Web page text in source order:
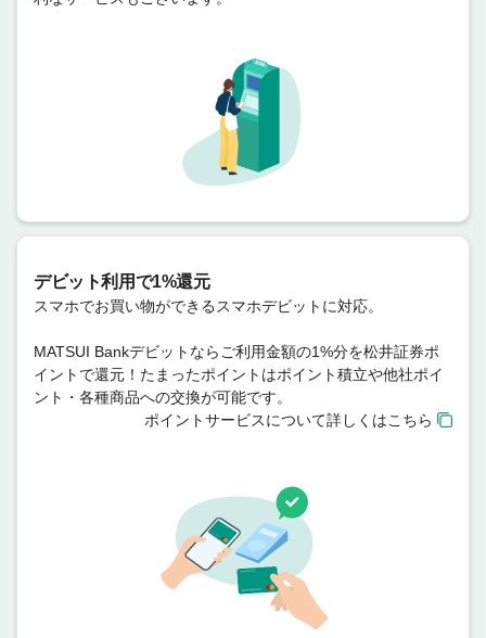
デビット利用で1%還元
スマホでお買い物ができるスマホデビットに対応。
MATSUI Bankデビットならご利用金額の1%分を松井証券ポ
イントで還元！たまったポイントはポイント積立や他社ポイ
ント・各種商品への交換が可能です。
ポイントサービスについて詳しくはこちら